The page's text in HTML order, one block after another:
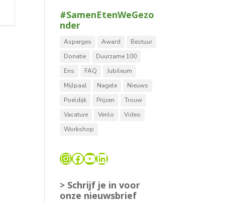
#SamenEtenWeGezo
nder
Asperges Award
Bestuur
Donatie
Duurzame 100
Ens
FAQ
Jubileum
Mijlpaal
Nagele
Nieuws
Poeldijk
Prijzen
Trouw
Vacature
Venlo
Video
Workshop
Instagram
Facebook
YouTube
LinkedIn
> Schrijf je in voor
onze nieuwsbrief